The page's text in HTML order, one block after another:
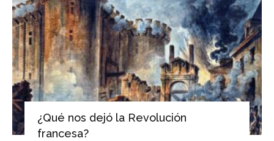
¿Qué nos dejó la Revolución
francesa?